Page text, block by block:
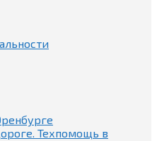
Техпомощь в